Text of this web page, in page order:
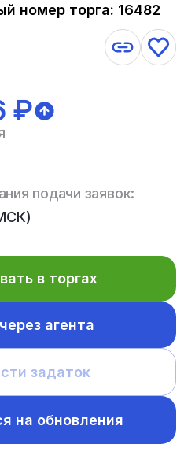
номер торга: 16482
₽
подачи заявок:
в торгах
агента
задаток
на обновления